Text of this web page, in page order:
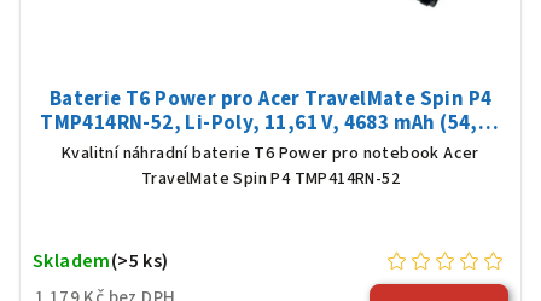
Baterie T6 Power pro Acer TravelMate Spin P4
TMP414RN-52, Li-Poly, 11,61 V, 4683 mAh (54,36
Wh), černá
Kvalitní náhradní baterie T6 Power pro notebook Acer
TravelMate Spin P4 TMP414RN-52
Skladem(>5 ks)